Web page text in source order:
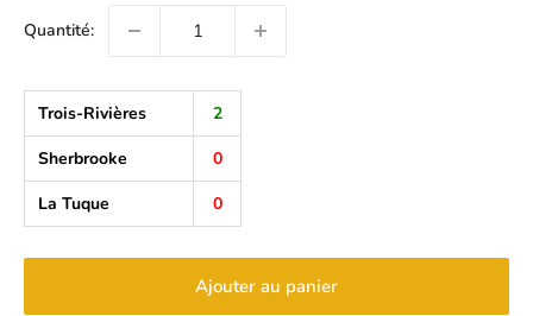
Quantité:
Trois-Rivières
2
Sherbrooke
0
La Tuque
0
Ajouter au panier